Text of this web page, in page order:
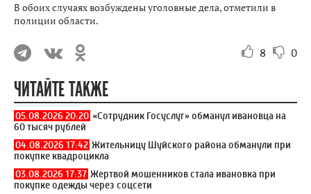
В обоих случаях возбуждены уголовные дела, отметили в
полиции области.
8 0
ЧИТАЙТЕ ТАКЖЕ
05.08.2026 20:20 «Сотрудник Госуслуг» обманул ивановца на
60 тысяч рублей
04.08.2026 17:42 Жительницу Шуйского района обманули при
покупке квадроцикла
03.08.2026 17:37 Жертвой мошенников стала ивановка при
покупке одежды через соцсети